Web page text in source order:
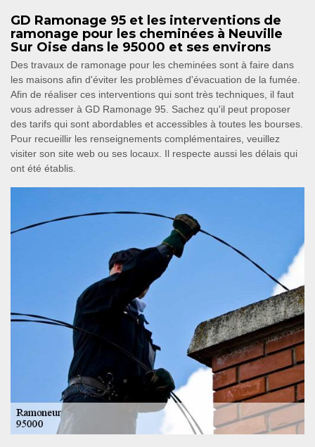
GD Ramonage 95 et les interventions de
ramonage pour les cheminées à Neuville
Sur Oise dans le 95000 et ses environs
Des travaux de ramonage pour les cheminées sont à faire dans
les maisons afin d'éviter les problèmes d'évacuation de la fumée.
Afin de réaliser ces interventions qui sont très techniques, il faut
vous adresser à GD Ramonage 95. Sachez qu'il peut proposer
des tarifs qui sont abordables et accessibles à toutes les bourses.
Pour recueillir les renseignements complémentaires, veuillez
visiter son site web ou ses locaux. Il respecte aussi les délais qui
ont été établis.